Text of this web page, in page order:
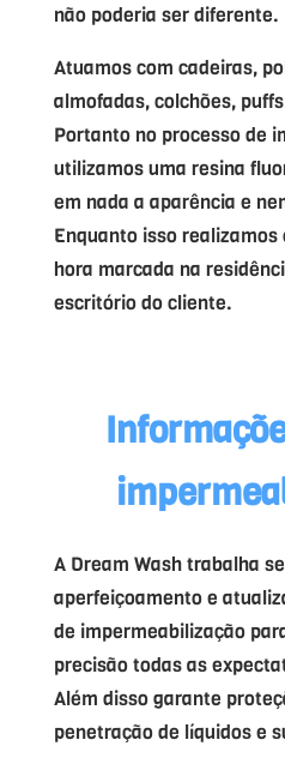
não poderia ser diferente.
Atuamos com cadeiras,
almofadas, colchões,
Portanto no processo de
utilizamos uma resina
em nada a aparência e
Enquanto isso realizamos
hora marcada na
escritório do cliente.
A Dream Wash trabalha
aperfeiçoamento e
de impermeabilização
precisão todas as
Além disso garante
penetração de líquidos e